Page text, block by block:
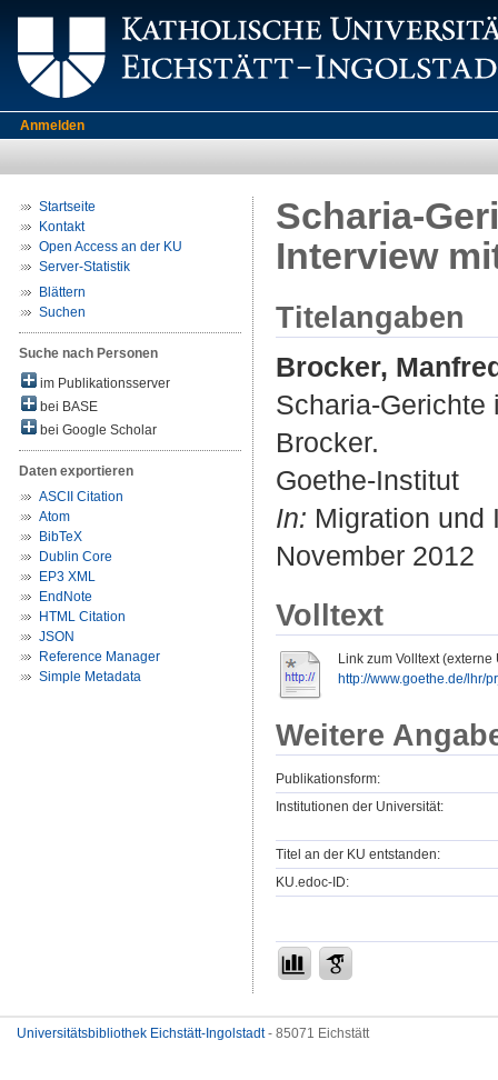
Anmelden
Startseite
Kontakt
Open Access an der KU
Server-Statistik
Blättern
Suchen
Suche nach Personen
im Publikationsserver
bei BASE
bei Google Scholar
Daten exportieren
ASCII Citation
Atom
BibTeX
Dublin Core
EP3 XML
EndNote
HTML Citation
JSON
Reference Manager
Simple Metadata
Scharia-
Interview
Titelangaben
Brocker,
Scharia-Gerichte
Brocker.
Goethe-Institut
In: Migration und
November 2012
Volltext
Link zum Volltext (externe
http://www.goethe.de/lhr/
Weitere
Publikationsform:
Institutionen der Universität:
Titel an der KU entstanden:
KU.edoc-ID:
Universitätsbibliothek Eichstätt-Ingolstadt- 85071 Eichstätt